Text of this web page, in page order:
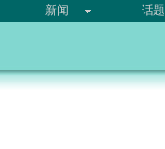
新闻 话题